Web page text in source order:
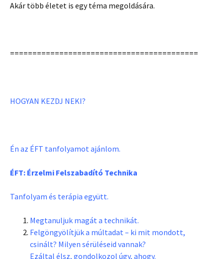
Akár több életet is egy téma megoldására.
==========================================
HOGYAN KEZDJ NEKI?
Én az ÉFT tanfolyamot ajánlom.
ÉFT: Érzelmi Felszabadító Technika
Tanfolyam és terápia együtt.
Megtanuljuk magát a technikát.
Felgöngyölítjük a múltadat – ki mit mondott,
csinált? Milyen sérüléseid vannak?
Ezáltal élsz, gondolkozol úgy, ahogy.